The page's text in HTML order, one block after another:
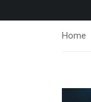
Home